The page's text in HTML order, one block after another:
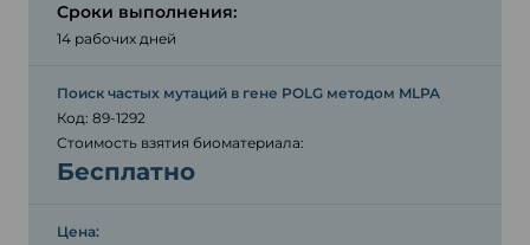
Сроки выполнения:
14 рабочих дней
Поиск частых мутаций в гене POLG методом MLPA
Код: 89-1292
Стоимость взятия биоматериала:
Бесплатно
Цена: